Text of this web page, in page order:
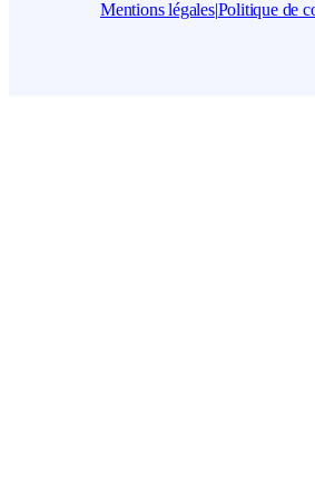
Mentions légales|Politique de